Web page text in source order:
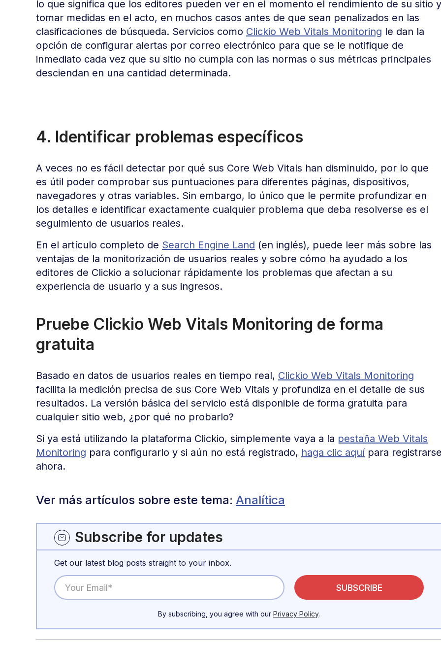
lo que significa que los editores pueden ver en el momento el rendimiento de su sitio y
tomar medidas en el acto, en muchos casos antes de que sean penalizados en las
clasificaciones de búsqueda. Servicios como Clickio Web Vitals Monitoring le dan la
opción de configurar alertas por correo electrónico para que se le notifique de
inmediato cada vez que su sitio no cumpla con las normas o sus métricas principales
desciendan en una cantidad determinada.
4. Identificar problemas específicos
A veces no es fácil detectar por qué sus Core Web Vitals han disminuido, por lo que
es útil poder comprobar sus puntuaciones para diferentes páginas, dispositivos,
navegadores y otras variables. Sin embargo, lo único que le permite profundizar en
los detalles e identificar exactamente cualquier problema que deba resolverse es el
seguimiento de usuarios reales.
En el artículo completo de Search Engine Land (en inglés), puede leer más sobre las
ventajas de la monitorización de usuarios reales y sobre cómo ha ayudado a los
editores de Clickio a solucionar rápidamente los problemas que afectan a su
experiencia de usuario y a sus ingresos.
Pruebe Clickio Web Vitals Monitoring de forma
gratuita
Basado en datos de usuarios reales en tiempo real, Clickio Web Vitals Monitoring
facilita la medición precisa de sus Core Web Vitals y profundiza en el detalle de sus
resultados. La versión básica del servicio está disponible de forma gratuita para
cualquier sitio web, ¿por qué no probarlo?
Si ya está utilizando la plataforma Clickio, simplemente vaya a la pestaña Web Vitals
Monitoring para configurarlo y si aún no está registrado, haga clic aquípara
ahora.
Ver más artículos sobre este tema: Analítica
Subscribe for updates
Get our latest blog posts straight to your inbox.
By subscribing, you agree with our Privacy Policy.